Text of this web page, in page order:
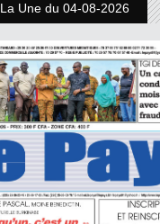
La Une du 04-08-2026